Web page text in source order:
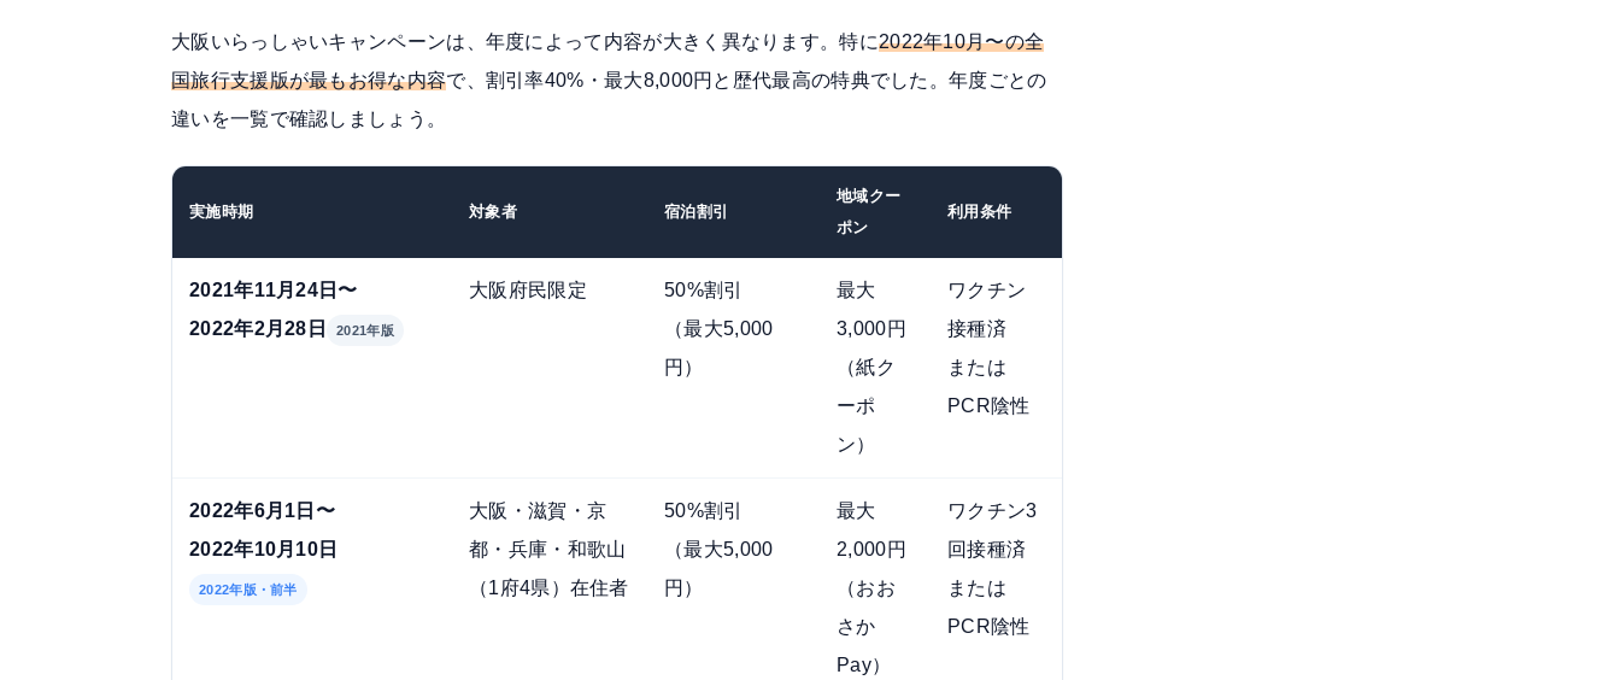
大阪いらっしゃいキャンペーンは、年度によって内容が大きく異なります。特に2022年10月〜の全
国旅行支援版が最もお得な内容で、割引率40%・最大8,000円と歴代最高の特典でした。年度ごとの
違いを一覧で確認しましょう。
実施時期 対象者 宿泊割引
地域クー
ポン
利用条件
2021年11月24日〜
2022年2月28日
2021年版
大阪府民限定
50%割引
（最大5,000
円）
最大
3,000円
（紙ク
ーポ
ン）
ワクチン
接種済
または
PCR陰性
2022年6月1日〜
2022年10月10日
2022年版・前半
大阪・滋賀・京
都・兵庫・和歌山
（1府4県）在住者
50%割引
（最大5,000
円）
最大
2,000円
（おお
さか
Pay）
ワクチン3
回接種済
または
PCR陰性